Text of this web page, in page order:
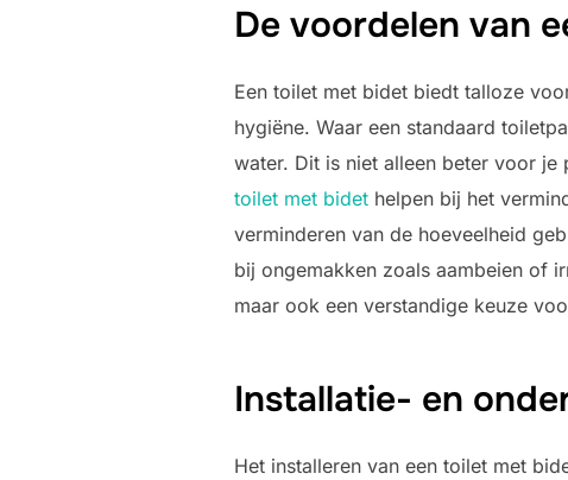
De voordelen van
Een toilet met bidet biedt talloze
hygiëne. Waar een standaard
water. Dit is niet alleen beter voor
toilet met bidet helpen bij het
verminderen van de hoeveelheid
bij ongemakken zoals aambeien of
maar ook een verstandige keuze
Installatie- en
Het installeren van een toilet met